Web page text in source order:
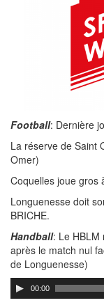
Football: Dernière
La réserve de Saint
Omer)
Coquelles joue gros
Longuenesse doit
BRICHE.
Handball: Le HBLM
après le match nul
de Longuenesse)
00:00